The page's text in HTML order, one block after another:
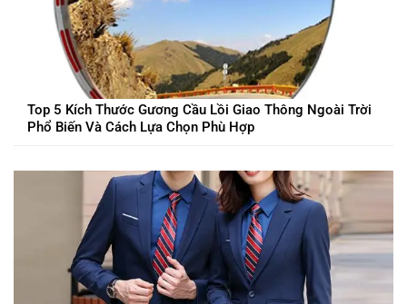
Top 5 Kích Thước Gương Cầu Lồi Giao Thông Ngoài Trời
Phổ Biến Và Cách Lựa Chọn Phù Hợp